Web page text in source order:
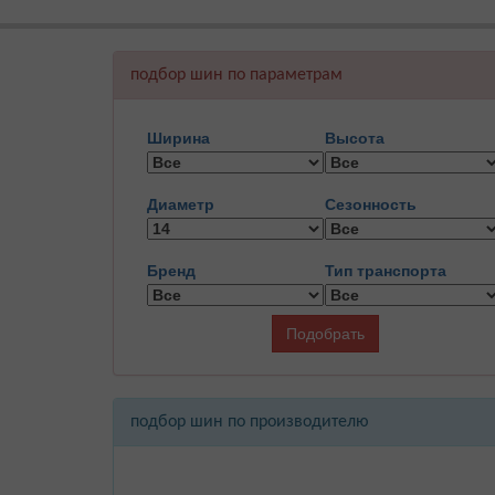
подбор шин по параметрам
Ширина Высота
Диаметр Сезонность
Бренд Тип транспорта
Подобрать
подбор шин по производителю